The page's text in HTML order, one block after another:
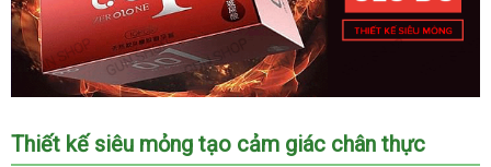
Nhập
sỉ
Thiết kế siêu mỏng tạo cảm giác chân thực